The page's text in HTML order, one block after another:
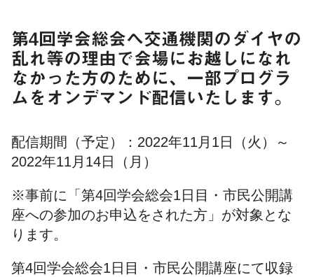
第4回学会総会へ交通機関のダイヤの
乱れ等の理由で会場にお越しになれ
なかった方のために、一部プログラ
ムをオンデマンド配信いたします。
配信期間（予定）：2022年11月1日（火）～
2022年11月14日（月）
※事前に「第4回学会総会1日目・市民公開講
座への参加のお申込をされた方」が対象とな
ります。
第4回学会総会1日目・市民公開講座にて収録